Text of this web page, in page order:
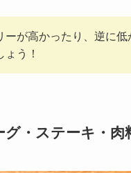
ーが高かったり、逆に
ょう！
・ステーキ・肉